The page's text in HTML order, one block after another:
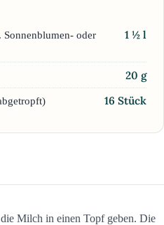
oder
1 ½ l
20 g
16 Stück
Milch in einen Topf geben. Die